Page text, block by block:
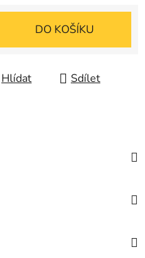
DO KOŠÍKU
Hlídat Sdílet